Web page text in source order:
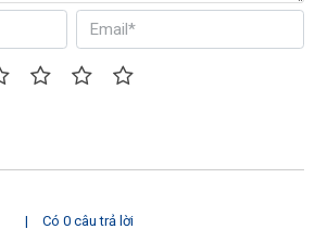
|
Có 0 câu trả lời